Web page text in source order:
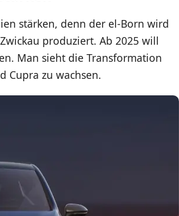
stärken, denn der el-Born wird
produziert. Ab 2025 will
Man sieht die Transformation
Cupra zu wachsen.